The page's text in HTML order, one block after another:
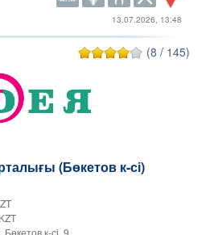
13.07.2026, 13:48
(8 / 145)
(Бөкетов к-сі)
KZT
к-сі, 9